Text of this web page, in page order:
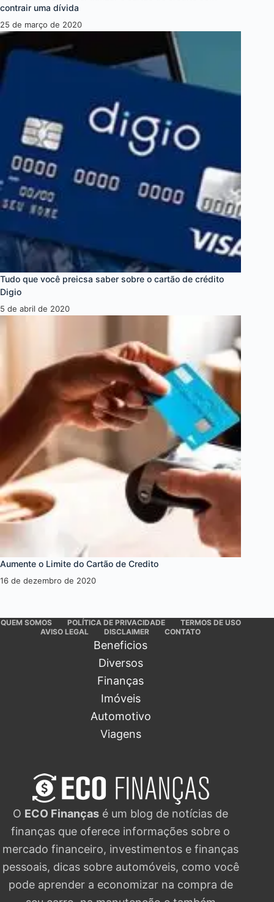
contrair uma dívida
25 de março de 2020
Tudo que você preicsa saber sobre o cartão de crédito
Digio
5 de abril de 2020
Aumente o Limite do Cartão de Credito
16 de dezembro de 2020
QUEM SOMOS POLÍTICA DE PRIVACIDADE
TERMOS DE USO
AVISO LEGAL
DISCLAIMER CONTATO
Beneficios
Diversos
Finanças
Imóveis
Automotivo
Viagens
O ECO Finanças é um blog de notícias de
finanças que oferece informações sobre o
mercado financeiro, investimentos e finanças
pessoais, dicas sobre automóveis, como você
pode aprender a economizar na compra de